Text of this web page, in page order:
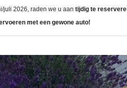
juli 2026, raden we u aan tijdigte
met een gewone auto!